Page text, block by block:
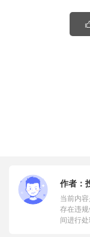
作者：
当前内
存在违
间进行处